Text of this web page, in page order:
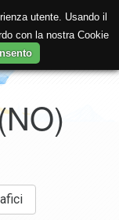
utente. Usando il
con la nostra Cookie